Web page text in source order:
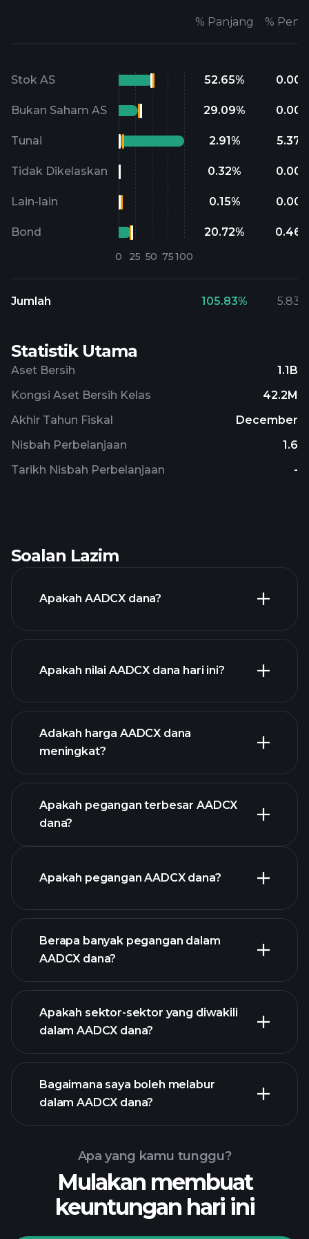
Statistik Utama
Aset Bersih
1.1B
Kongsi Aset Bersih Kelas
42.2M
Akhir Tahun Fiskal
December
Nisbah Perbelanjaan
1.6
Tarikh Nisbah Perbelanjaan
-
% Panjang %
Stok AS 52.65% 0.00
Bukan Saham AS 29.09% 0.00
Tunai 2.91% 5.37
Tidak Dikelaskan 0.32% 0.00
Lain-lain 0.15% 0.00
Bond 20.72% 0.46
Jumlah 105.83% 5.83
Soalan Lazim
Apakah AADCX dana?
Apakah nilai AADCX dana hari ini?
grafik lanjutan
Adakah harga AADCX dana
meningkat?
Apakah pegangan terbesar AADCX
dana?
holdings
Apakah pegangan AADCX dana?
holdings
Berapa banyak pegangan dalam
AADCX dana?
holdings
Apakah sektor-sektor yang diwakili
dalam AADCX dana?
Bagaimana saya boleh melabur
dalam AADCX dana?
Apa yang kamu tunggu?
Mulakan membuat
keuntungan hari ini